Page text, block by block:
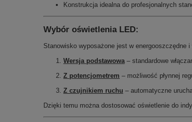
Konstrukcja idealna do profesjonalnych
Wybór oświetlenia LED:
Stanowisko wyposażone jest w energooszczędne
Wersja podstawowa– standardowe
Z potencjometrem – możliwość płynnej
Z czujnikiem ruchu – automatyczne
Dzięki temu można dostosować oświetlenie do